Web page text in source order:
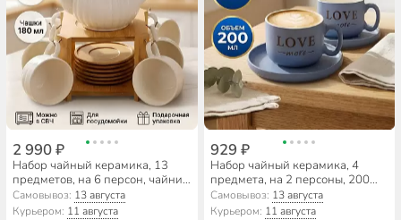
2 990 ₽
Набор чайный керамика, 13
предметов, на 6 персон, чайник
1 л, деревянная подставка, Y4-
13401
Самовывоз: 13 августа
Курьером: 11 августа
929 ₽
Набор чайный керамика, 4
предмета, на 2 персоны, 200
мл, синий, Y4-13395
Самовывоз: 13 августа
Курьером: 11 августа